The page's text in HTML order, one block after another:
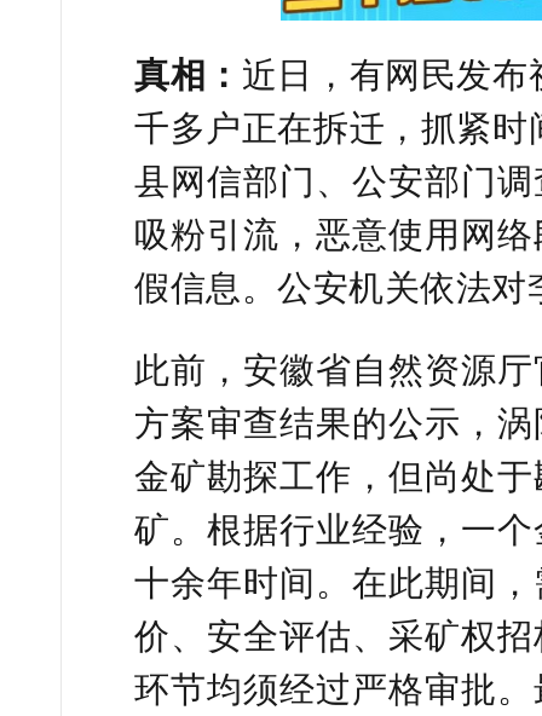
真相： 近日，有网民发布
千多户正在拆迁，抓紧
县网信部门、公安部门
吸粉引流，恶意使用网
假信息。公安机关依法
此前，安徽省自然资源
方案审查结果的公示，
金矿勘探工作，但尚处
矿。根据行业经验，一
十余年时间。在此期间
价、安全评估、采矿权
环节均须经过严格审批